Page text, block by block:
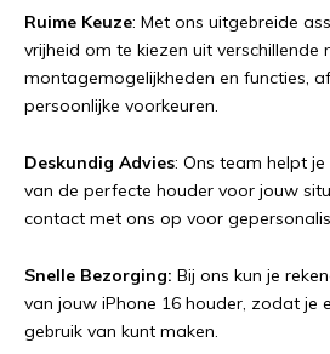
Ruime Keuze: Met ons uitgebreide
vrijheid om te kiezen uit verschillende
montagemogelijkheden en functies,
persoonlijke voorkeuren.
Deskundig Advies: Ons team helpt
van de perfecte houder voor jouw
contact met ons op voor
Snelle Bezorging: Bij ons kun je
van jouw iPhone 16 houder, zodat je
gebruik van kunt maken.